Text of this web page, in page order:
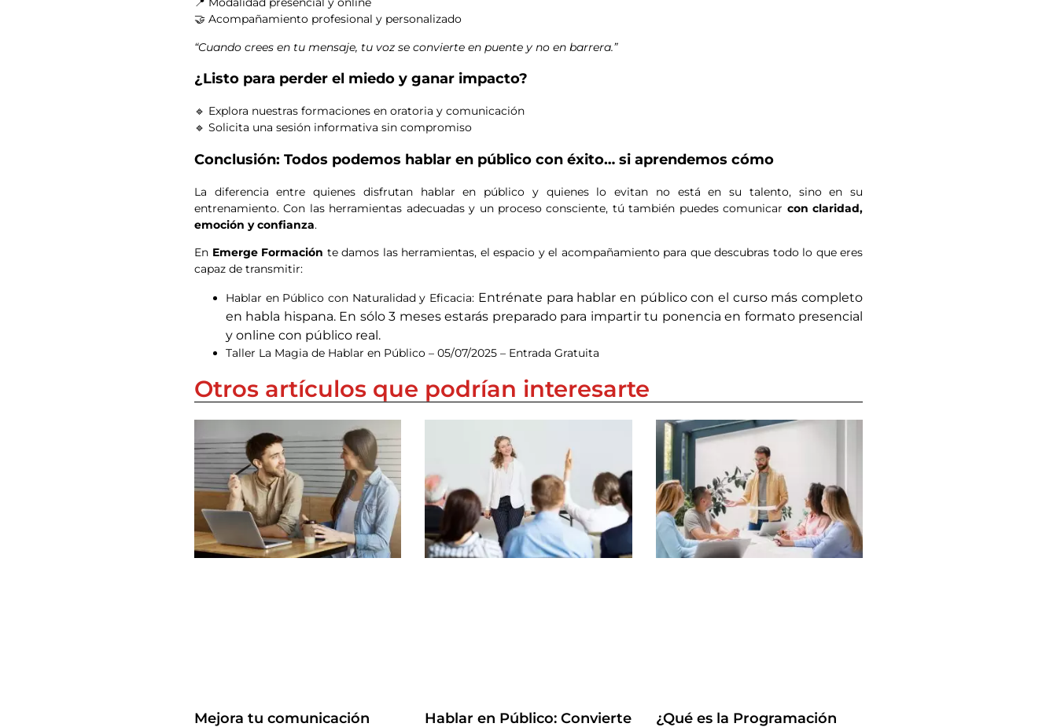
🤝 Acompañamiento profesional y personalizado
“Cuando crees en tu mensaje, tu voz se convierte en puente y no en barrera.”
¿Listo para perder el miedo y ganar impacto?
🔹 Explora nuestras formaciones en oratoria y comunicación
🔹 Solicita una sesión informativa sin compromiso
Conclusión: Todos podemos hablar en público con éxito… si aprendemos cómo
La diferencia entre quienes disfrutan hablar en público y quienes lo evitan no está en su talento, sino en su
entrenamiento. Con las herramientas adecuadas y un proceso consciente, tú también puedes comunicar con claridad,
emoción y confianza.
En Emerge Formación te damos las herramientas, el espacio y el acompañamiento para que descubras todo lo que eres
capaz de transmitir:
Hablar en Público con Naturalidad y Eficacia: Entrénate para hablar en público con el curso más completo
en habla hispana. En sólo 3 meses estarás preparado para impartir tu ponencia en formato presencial
y online con público real.
Taller La Magia de Hablar en Público – 05/07/2025 – Entrada Gratuita
Otros artículos que podrían interesarte
Mejora tu comunicación
Hablar en Público: Convierte
¿Qué es la Programación